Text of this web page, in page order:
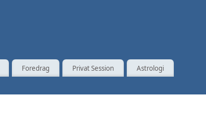
Foredrag Privat Session
Astrologi